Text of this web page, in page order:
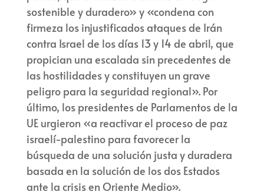
sostenible y duradero» y «condena con
firmeza los injustificados ataques de Irán
contra Israel de los días 13 y 14 de abril, que
propician una escalada sin precedentes de
las hostilidades y constituyen un grave
peligro para la seguridad regional». Por
último, los presidentes de Parlamentos de la
UE urgieron «a reactivar el proceso de paz
israelí-palestino para favorecer la
búsqueda de una solución justa y duradera
basada en la solución de los dos Estados
ante la crisis en Oriente Medio».